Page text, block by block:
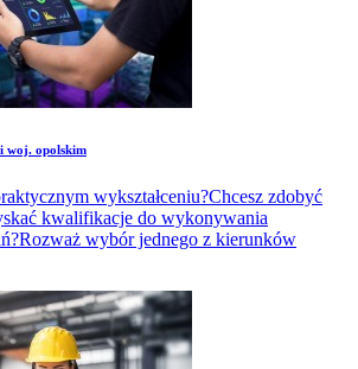
woj. opolskim
wykształceniu?Chcesz zdobyć
kwalifikacje do wykonywania
wybór jednego z kierunków